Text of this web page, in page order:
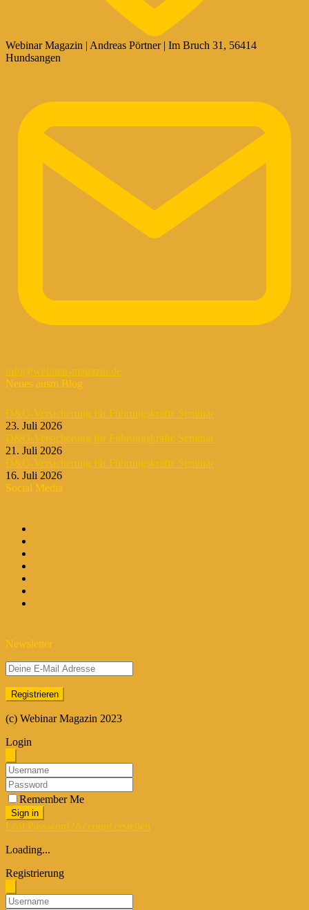
Webinar Magazin | Andreas Pörtner | Im Bruch 31, 56414
Hundsangen
info@webinar-magazin.de
Neues ausm Blog
D&O-Versicherung für Führungskräfte Seminar
23. Juli 2026
D&O-Versicherung für Führungskräfte Seminar
21. Juli 2026
D&O-Versicherung für Führungskräfte Seminar
16. Juli 2026
Social Media
Newsletter
(c) Webinar Magazin 2023
Login
Remember Me
Sign in
Lost Password?Account erstellen
Loading...
Registrierung